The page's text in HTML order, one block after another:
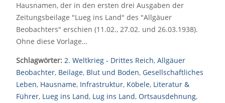
Hausnamen, der in den ersten drei Ausgaben der
Zeitungsbeilage "Lueg ins Land" des "Allgäuer
Beobachters" erschien (11.02., 27.02. und 26.03.1938).
Ohne diese Vorlage…
Schlagwörter: 2. Weltkrieg - Drittes Reich, Allgäuer
Beobachter, Beilage, Blut und Boden, Gesellschaftliches
Leben, Hausname, Infrastruktur, Köbele, Literatur &
Führer, Lueg ins Land, Lug ins Land, Ortsausdehnung,